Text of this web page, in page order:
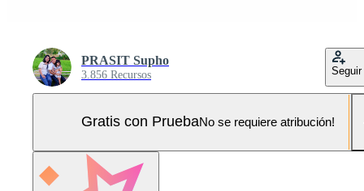
PRASIT Supho
3.856 Recursos Seguir
Gratis con PruebaNo se requiere atribución!